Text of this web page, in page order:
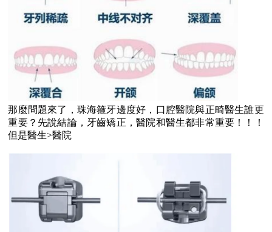
那麼問題來了，珠海箍牙邊度好，口腔醫院與正畸醫生誰更
重要？先說結論，牙齒矯正，醫院和醫生都非常重要！！！
但是醫生>醫院